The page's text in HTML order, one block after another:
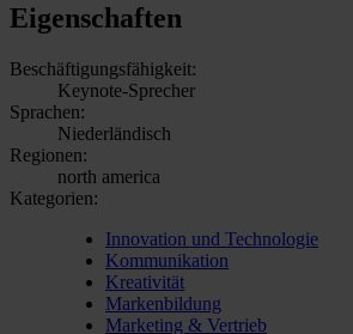
Eigenschaften
Beschäftigungsfähigkeit:
Keynote-Sprecher
Sprachen:
Niederländisch
Regionen:
north america
Kategorien:
Innovation und Technologie
Kommunikation
Kreativität
Markenbildung
Marketing & Vertrieb